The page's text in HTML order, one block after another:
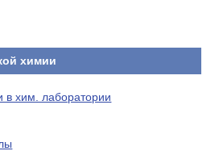
химии
хим. лаборатории